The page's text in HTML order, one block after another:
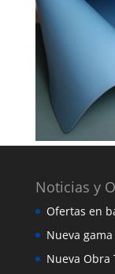
Noticias y
Ofertas en
Nueva
Nueva